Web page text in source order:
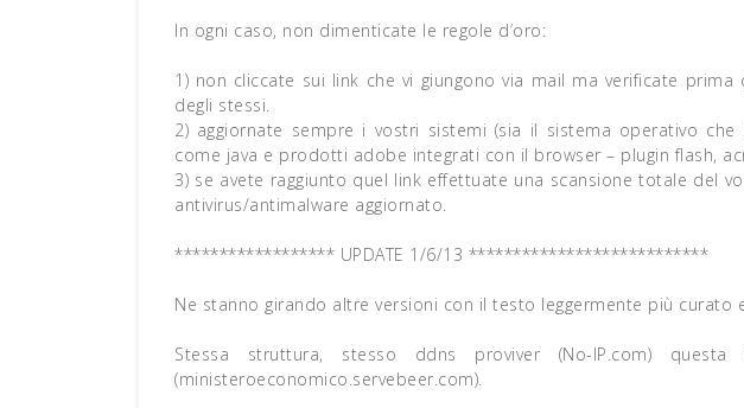
In ogni caso, non dimenticate le regole d’oro:
1) non cliccate sui link che vi giungono via mail ma verificate
degli stessi.
2) aggiornate sempre i vostri sistemi (sia il sistema operativo
come java e prodotti adobe integrati con il browser – plugin flash,
3) se avete raggiunto quel link effettuate una scansione totale del
antivirus/antimalware aggiornato.
****************** UPDATE 1/6/13 ***************************
Ne stanno girando altre versioni con il testo leggermente più curato
Stessa struttura, stesso ddns proviver (No-IP.com) questa
(ministeroeconomico.servebeer.com).